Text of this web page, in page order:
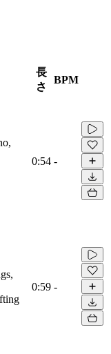
長
さ
BPM
0:54 -
0:59 -